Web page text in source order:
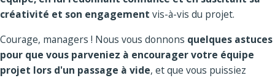
créativité et son engagement vis-à-vis du projet.
Courage, managers ! Nous vous donnons quelques astuces
pour que vous parveniez à encourager votre équipe
projet lors d'un passage à vide, et que vous puissiez